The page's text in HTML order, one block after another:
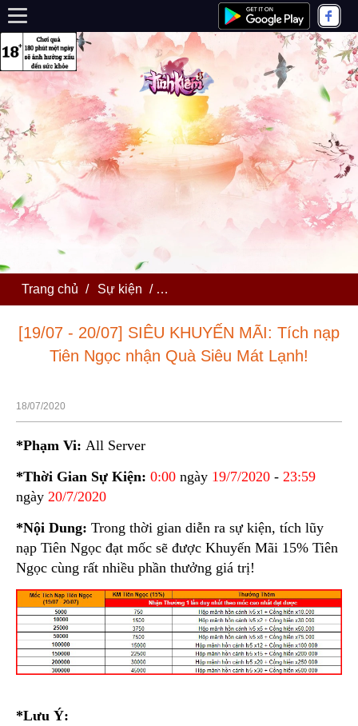
Trang chủ / Sự kiện / [19/07 - 20/07] SIÊU KHUYẾN
[19/07 - 20/07] SIÊU KHUYẾN MÃI: Tích nạp
Tiên Ngọc nhận Quà Siêu Mát Lạnh!
18/07/2020
*Phạm Vi: All Server
*Thời Gian Sự Kiện: 0:00 ngày 19/7/2020 - 23:59
ngày 20/7/2020
*Nội Dung: Trong thời gian diễn ra sự kiện, tích lũy
nạp Tiên Ngọc đạt mốc sẽ được Khuyến Mãi 15% Tiên
Ngọc cùng rất nhiều phần thưởng giá trị!
*Lưu Ý: